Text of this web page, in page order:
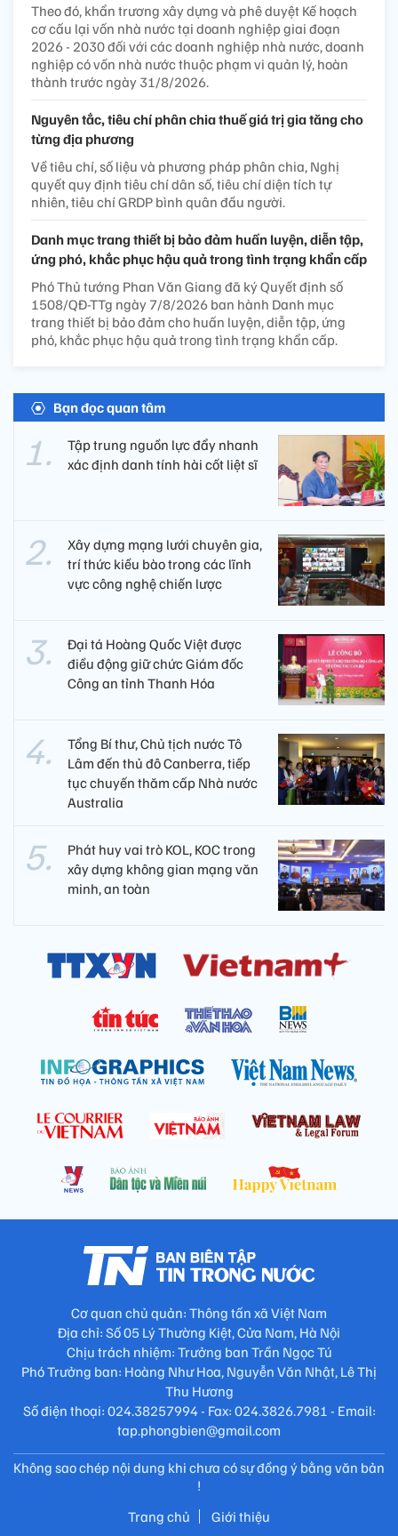
Theo đó, khẩn trương xây dựng và phê duyệt Kế hoạch
cơ cấu lại vốn nhà nước tại doanh nghiệp giai đoạn
2026 - 2030 đối với các doanh nghiệp nhà nước, doanh
nghiệp có vốn nhà nước thuộc phạm vi quản lý, hoàn
thành trước ngày 31/8/2026.
Nguyên tắc, tiêu chí phân chia thuế giá trị gia tăng cho
từng địa phương
Về tiêu chí, số liệu và phương pháp phân chia, Nghị
quyết quy định tiêu chí dân số, tiêu chí diện tích tự
nhiên, tiêu chí GRDP bình quân đầu người.
Danh mục trang thiết bị bảo đảm huấn luyện, diễn tập,
ứng phó, khắc phục hậu quả trong tình trạng khẩn cấp
Phó Thủ tướng Phan Văn Giang đã ký Quyết định số
1508/QĐ-TTg ngày 7/8/2026 ban hành Danh mục
trang thiết bị bảo đảm cho huấn luyện, diễn tập, ứng
phó, khắc phục hậu quả trong tình trạng khẩn cấp.
Bạn đọc quan tâm
Tập trung nguồn lực đẩy nhanh
xác định danh tính hài cốt liệt sĩ
Xây dựng mạng lưới chuyên gia,
trí thức kiều bào trong các lĩnh
vực công nghệ chiến lược
Đại tá Hoàng Quốc Việt được
điều động giữ chức Giám đốc
Công an tỉnh Thanh Hóa
Tổng Bí thư, Chủ tịch nước Tô
Lâm đến thủ đô Canberra, tiếp
tục chuyến thăm cấp Nhà nước
Australia
Phát huy vai trò KOL, KOC trong
xây dựng không gian mạng văn
minh, an toàn
Cơ quan chủ quản: Thông tấn xã Việt Nam
Địa chỉ: Số 05 Lý Thường Kiệt, Cửa Nam, Hà Nội
Chịu trách nhiệm: Trưởng ban Trần Ngọc Tú
Phó Trưởng ban: Hoàng Như Hoa, Nguyễn Văn Nhật, Lê Thị
Thu Hương
Số điện thoại: 024.38257994 - Fax: 024.3826.7981 - Email:
tap.phongbien@gmail.com
Không sao chép nội dung khi chưa có sự đồng ý bằng văn bản
!
Trang chủ
Giới thiệu